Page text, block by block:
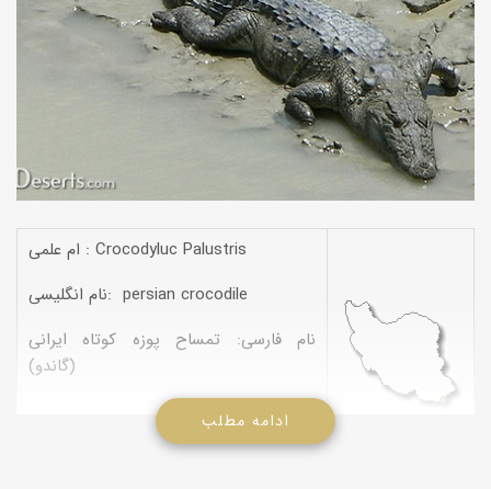
ام علمی : Crocodyluc Palustris
نام انگلیسی: persian crocodile
نام فارسی: تمساح پوزه کوتاه ایرانی
(گاندو)
ادامه مطلب